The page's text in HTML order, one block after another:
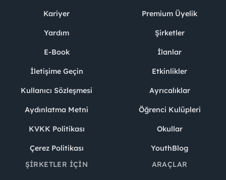
Kariyer
Yardım
E-Book
İletişime Geçin
Kullanıcı Sözleşmesi
Aydınlatma Metni
KVKK Politikası
Çerez Politikası
Premium Üyelik
Şirketler
İlanlar
Etkinlikler
Ayrıcalıklar
Öğrenci Kulüpleri
Okullar
YouthBlog
ŞIRKETLER İÇIN
ARAÇLAR